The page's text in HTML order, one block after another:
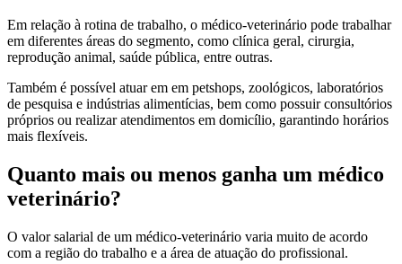
Em relação à rotina de trabalho, o médico-veterinário pode trabalhar
em diferentes áreas do segmento, como clínica geral, cirurgia,
reprodução animal, saúde pública, entre outras.
Também é possível atuar em em petshops, zoológicos, laboratórios
de pesquisa e indústrias alimentícias, bem como possuir consultórios
próprios ou realizar atendimentos em domicílio, garantindo horários
mais flexíveis.
Quanto mais ou menos ganha um médico
veterinário?
O valor salarial de um médico-veterinário varia muito de acordo
com a região do trabalho e a área de atuação do profissional.